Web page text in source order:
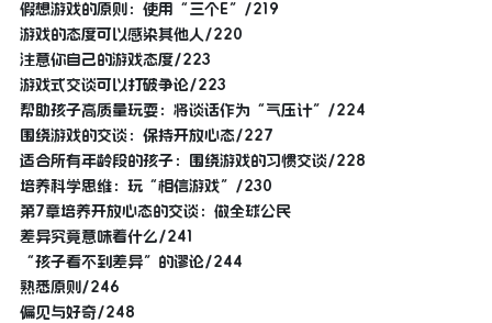
假想游戏的原则：使用“三个E”/219
游戏的态度可以感染其他人/220
注意你自己的游戏态度/223
游戏式交谈可以打破争论/223
帮助孩子高质量玩耍：将谈话作为“气压计”/224
围绕游戏的交谈：保持开放心态/227
适合所有年龄段的孩子：围绕游戏的习惯交谈/228
培养科学思维：玩“相信游戏”/230
第7章培养开放心态的交谈：做全球公民
差异究竟意味着什么/241
“孩子看不到差异”的谬论/244
熟悉原则/246
偏见与好奇/248